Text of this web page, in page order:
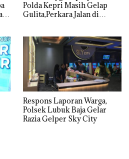
Polda Kepri Masih Gelap
Gulita,Perkara Jalan di
Respons Laporan Warga,
Polsek Lubuk Baja Gelar
Razia Gelper Sky City